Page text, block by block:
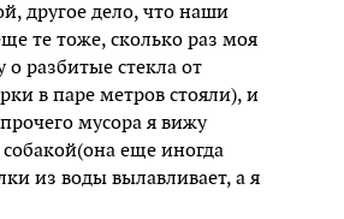
другое дело, что наши
те тоже, сколько раз моя
о разбитые стекла от
в паре метров стояли), и
мусора я вижу
еще иногда
из воды вылавливает, а я